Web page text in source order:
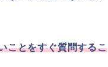
ことをすぐ質問するこ